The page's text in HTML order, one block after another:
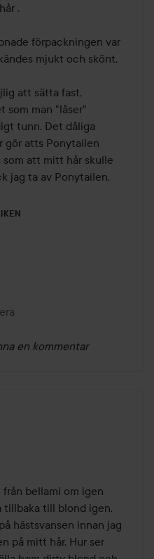
.
förpackningen var
mjukt och skönt.
att sätta fast,
som man "låser"
tunn. Det dåliga
gör atts Ponytailen
som att mitt hår skulle
jag ta av Ponytailen,
en kommentar
år
från bellami om igen
tillbaka till blond igen.
hästsvansen innan jag
på mitt hår. Hur ser